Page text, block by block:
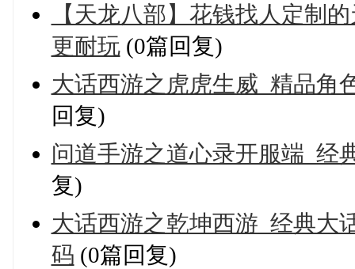
【天龙八部】花钱找人定制
更耐玩(0篇回复)
大话西游之虎虎生威_精品角
回复)
问道手游之道心录开服端_经
复)
大话西游之乾坤西游_经典大
码 (0篇回复)